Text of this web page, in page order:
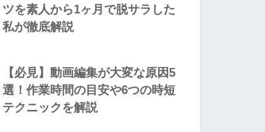
ツを素人から1ヶ月で脱サラした
私が徹底解説
【必見】動画編集が大変な原因5
選！作業時間の目安や6つの時短
テクニックを解説